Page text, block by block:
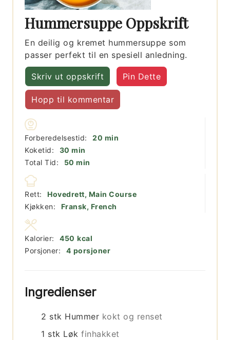
Hummersuppe Oppskrift
En deilig og kremet hummersuppe som
passer perfekt til en spesiell anledning.
Skriv ut oppskrift Pin Dette
Hopp til kommentar
Forberedelsestid: 20 minutter
min
Koketid:
30 minutter
min
Total Tid:
50 minutter
min
Rett:
Hovedrett, Main Course
Kjøkken:
Fransk, French
Porsjoner: 4 porsjoner
Kalorier: 450 kcal
Ingredienser
2 stk Hummer kokt og renset
1 stk Løk finhakket